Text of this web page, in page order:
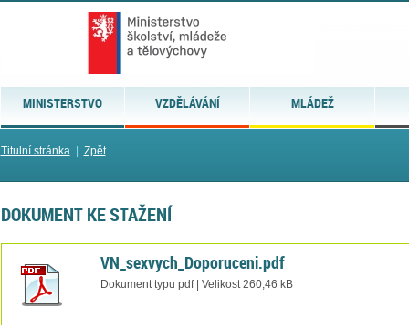
MINISTERSTVO VZDĚLÁVÁNÍ MLÁDEŽ
Titulní stránka| Zpět
DOKUMENT KE STAŽENÍ
VN_sexvych_Doporuceni.pdf
Dokument typu pdf | Velikost 260,46 kB